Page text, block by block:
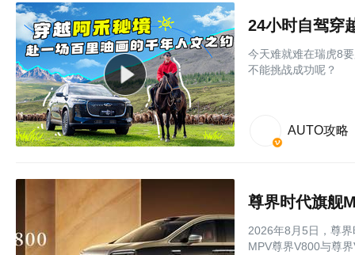
24小时自驾穿
今天难就难在瑞虎8
不能挑战成功呢？
AUTO攻略
尊界时代旗舰
2026年8月5日，尊
MPV尊界V800与尊